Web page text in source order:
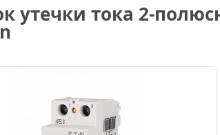
утечки тока 2-